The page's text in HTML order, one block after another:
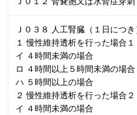
Ｊ０３８ 人工腎臓（１日につき
１ 慢性維持透析を行った場合１
イ ４時間未満の場合
ロ ４時間以上５時間未満の場合
ハ ５時間以上の場合
２ 慢性維持透析を行った場合２
イ ４時間未満の場合